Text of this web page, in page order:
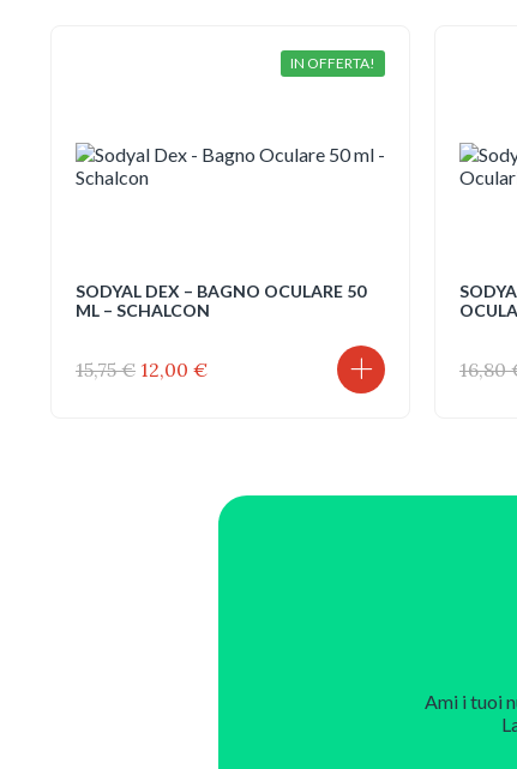
IN OFFERTA!
SODYAL DEX – BAGNO OCULARE 50
ML – SCHALCON
15,75€ Il
12,00 €Il
16,80
Ami i tuoi